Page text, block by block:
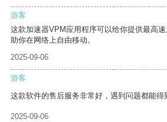
游客
这款加速器VPM应用程序可以给你提供最高
助你在网络上自由移动。
2025-09-06
游客
这款软件的售后服务非常好，遇到问题都能得
2025-09-06